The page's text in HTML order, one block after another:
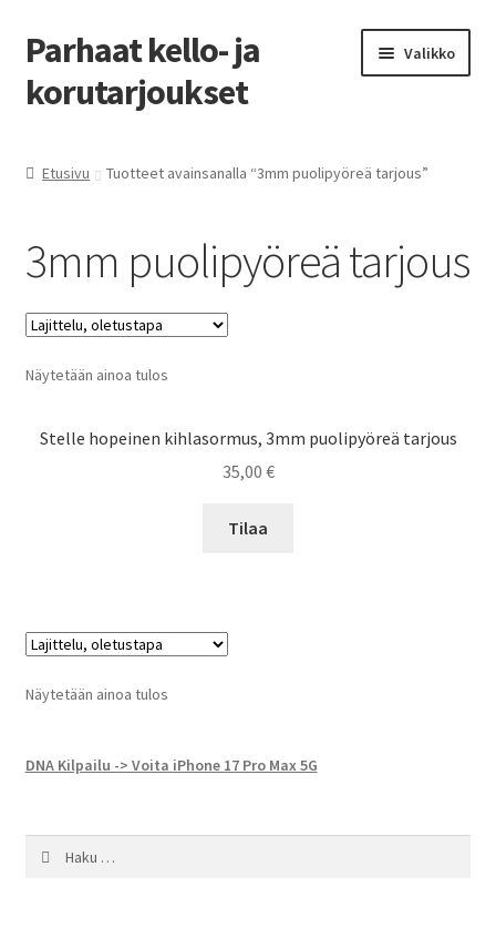
Siirry
navigointiin
Siirry
sisältöön
Parhaat kello- ja
korutarjoukset
Valikko
Etusivu Tuotteet avainsanalla “3mm puolipyöreä tarjous”
3mm puolipyöreä tarjous
Näytetään ainoa tulos
Stelle hopeinen kihlasormus, 3mm puolipyöreä tarjous
35,00 €
Tilaa
Näytetään ainoa tulos
DNA Kilpailu -> Voita iPhone 17 Pro Max 5G